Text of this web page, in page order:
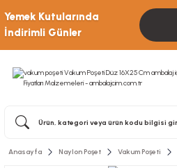
Yemek Kutularında
İndirimli Günler
Anasayfa Naylon Poşet Vakum Poşeti